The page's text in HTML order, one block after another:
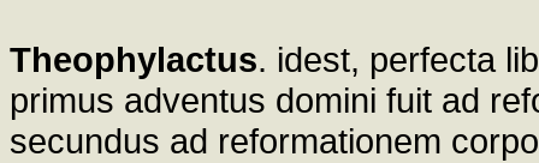
Theophylactus. idest, perfecta
primus adventus domini fuit ad
secundus ad reformationem